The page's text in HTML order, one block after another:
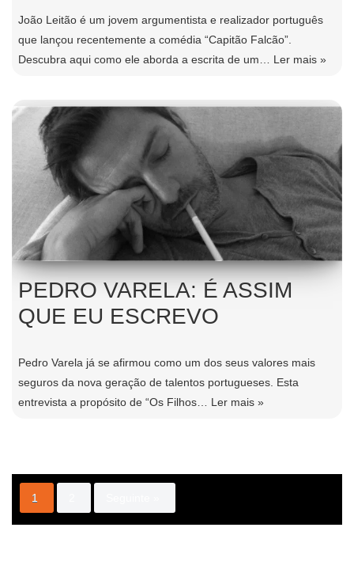
João Leitão é um jovem argumentista e realizador português
que lançou recentemente a comédia “Capitão Falcão”.
Descubra aqui como ele aborda a escrita de um… Ler mais »
PEDRO VARELA: É ASSIM
QUE EU ESCREVO
Pedro Varela já se afirmou como um dos seus valores mais
seguros da nova geração de talentos portugueses. Esta
entrevista a propósito de “Os Filhos… Ler mais »
1